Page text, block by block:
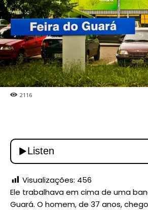
2116
Visualizações: 456
Ele trabalhava em cima de uma
Guará. O homem, de 37 anos,